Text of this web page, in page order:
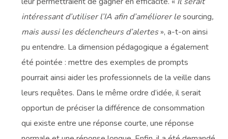
intéressant d’utiliser l’IA afin d’améliorer lesourcing,
mais aussi les déclencheurs d’alertes», a-t-on ainsi
pu entendre. La dimension pédagogique a également
été pointée : mettre des exemples de prompts
pourrait ainsi aider les professionnels de la veille dans
leurs requêtes. Dans le même ordre d’idée, il serait
opportun de préciser la différence de consommation
qui existe entre une réponse courte, une réponse